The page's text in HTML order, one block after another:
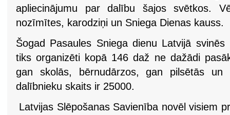
apliecinājumu par dalību šajos svētkos.
nozīmītes, karodziņi un Sniega Dienas kauss.
Šogad Pasaules Sniega dienu Latvijā
tiks organizēti kopā 146 daž ne dažādi
gan skolās, bērnudārzos, gan pilsētās un
dalībnieku skaits ir 25000.
Latvijas Slēpošanas Savienība novēl visiem